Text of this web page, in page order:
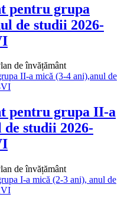
pentru grupa
de studii 2026-
de învățământ
pentru grupa II-a
studii 2026-
de învățământ